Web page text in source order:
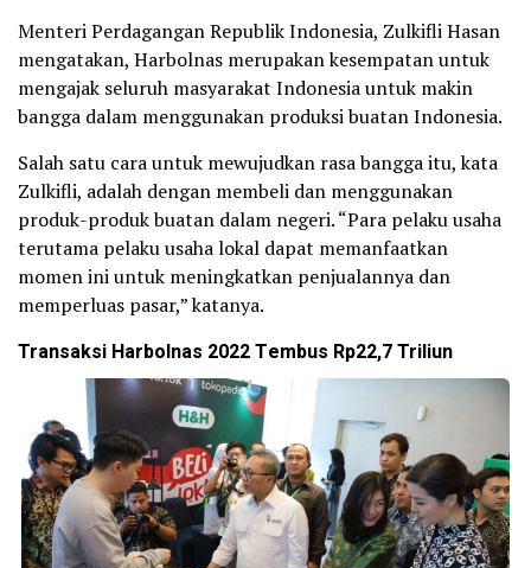
Menteri Perdagangan Republik Indonesia, Zulkifli Hasan
mengatakan, Harbolnas merupakan kesempatan untuk
mengajak seluruh masyarakat Indonesia untuk makin
bangga dalam menggunakan produksi buatan Indonesia.
Salah satu cara untuk mewujudkan rasa bangga itu, kata
Zulkifli, adalah dengan membeli dan menggunakan
produk-produk buatan dalam negeri. “Para pelaku usaha
terutama pelaku usaha lokal dapat memanfaatkan
momen ini untuk meningkatkan penjualannya dan
memperluas pasar,” katanya.
Transaksi Harbolnas 2022 Tembus Rp22,7 Triliun